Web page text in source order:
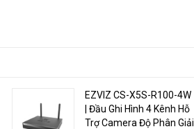
EZVIZ CS-X5S-R100-4W
| Đầu Ghi Hình 4 Kênh Hỗ
Trợ Camera Độ Phân Giải